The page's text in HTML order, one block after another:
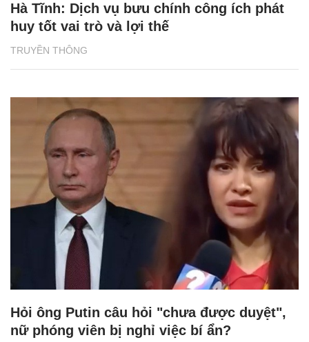
TRUYỀN THÔNG
Hà Tĩnh: Dịch vụ bưu chính công ích phát
huy tốt vai trò và lợi thế
Hỏi ông Putin câu hỏi "chưa được duyệt",
nữ phóng viên bị nghỉ việc bí ẩn?